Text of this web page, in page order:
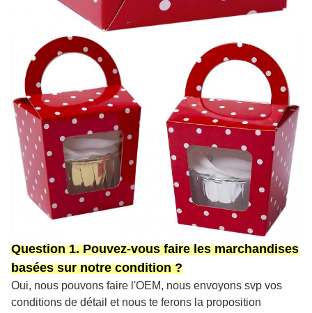
Question 1. Pouvez-vous faire les marchandises
basées sur notre condition ?
Oui, nous pouvons faire l'OEM, nous envoyons svp vos
conditions de détail et nous te ferons la proposition